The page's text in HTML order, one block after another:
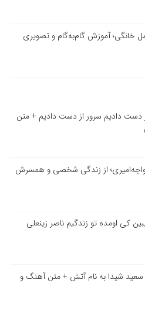
خانگی؛ آموزش گام‌به‌گام و تصویری
دست دادیم سرور از دست دادیم + متن
از زندگی شخصی و همسرش
کی اومده تو زندگیم ناصر زینعلی
سعید شیدا به نام آتش + متن آهنگ و